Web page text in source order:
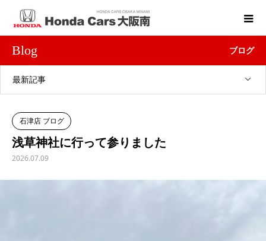
Blog ブログ
最新記事
石津店 ブログ
浅草神社に行って参りました
2026.07.09